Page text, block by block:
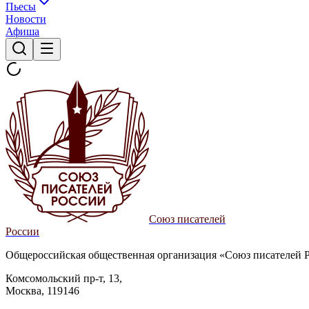
Пьесы
Новости
Афиша
Союз писателей
России
Общероссийская общественная организация «Союз писателей
Комсомольский пр-т, 13,
Москва, 119146